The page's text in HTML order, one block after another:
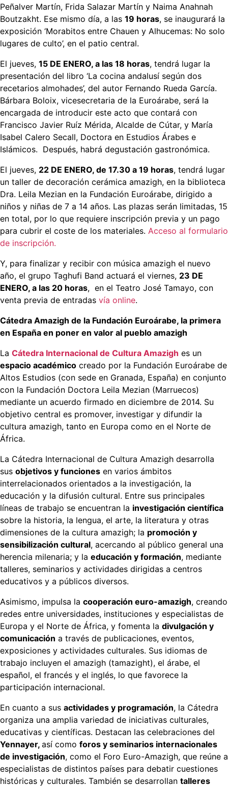
Peñalver Martín, Frida Salazar Martín y Naima Anahnah
Boutzakht. Ese mismo día, a las 19 horas, se inaugurará la
exposición ‘Morabitos entre Chauen y Alhucemas: No solo
lugares de culto’, en el patio central.
El jueves, 15 DE ENERO, a las 18 horas, tendrá lugar la
presentación del libro ‘La cocina andalusí según dos
recetarios almohades’, del autor Fernando Rueda García.
Bárbara Boloix, vicesecretaria de la Euroárabe, será la
encargada de introducir este acto que contará con
Francisco Javier Ruíz Mérida, Alcalde de Cútar, y María
Isabel Calero Secall, Doctora en Estudios Árabes e
Islámicos. Después, habrá degustación gastronómica.
El jueves, 22 DE ENERO, de 17.30 a 19 horas, tendrá lugar
un taller de decoración cerámica amazigh, en la biblioteca
Dra. Leila Mezian en la Fundación Euroárabe, dirigido a
niños y niñas de 7 a 14 años. Las plazas serán limitadas, 15
en total, por lo que requiere inscripción previa y un pago
para cubrir el coste de los materiales. Acceso al formulario
de inscripción.
Y, para finalizar y recibir con música amazigh el nuevo
año, el grupo Taghufi Band actuará el viernes, 23 DE
ENERO, a las 20 horas, en el Teatro José Tamayo, con
venta previa de entradas vía online.
Cátedra Amazigh de la Fundación Euroárabe, la primera
en España en poner en valor al pueblo amazigh
La Cátedra Internacional de Cultura Amazigh es un
espacio académico creado por la Fundación Euroárabe de
Altos Estudios (con sede en Granada, España) en conjunto
con la Fundación Doctora Leila Mezian (Marruecos)
mediante un acuerdo firmado en diciembre de 2014. Su
objetivo central es promover, investigar y difundir la
cultura amazigh, tanto en Europa como en el Norte de
África.
La Cátedra Internacional de Cultura Amazigh desarrolla
sus objetivos y funciones en varios ámbitos
interrelacionados orientados a la investigación, la
educación y la difusión cultural. Entre sus principales
líneas de trabajo se encuentran la investigación científica
sobre la historia, la lengua, el arte, la literatura y otras
dimensiones de la cultura amazigh; la promoción y
sensibilización cultural, acercando al público general una
herencia milenaria; y la educación y formación, mediante
talleres, seminarios y actividades dirigidas a centros
educativos y a públicos diversos.
Asimismo, impulsa la cooperación euro-amazigh, creando
redes entre universidades, instituciones y especialistas de
Europa y el Norte de África, y fomenta la divulgación y
comunicación a través de publicaciones, eventos,
exposiciones y actividades culturales. Sus idiomas de
trabajo incluyen el amazigh (tamazight), el árabe, el
español, el francés y el inglés, lo que favorece la
participación internacional.
En cuanto a sus actividades y programación, la Cátedra
organiza una amplia variedad de iniciativas culturales,
educativas y científicas. Destacan las celebraciones del
Yennayer, así como foros y seminarios internacionales
de investigación, como el Foro Euro-Amazigh, que reúne a
especialistas de distintos países para debatir cuestiones
históricas y culturales. También se desarrollan talleres